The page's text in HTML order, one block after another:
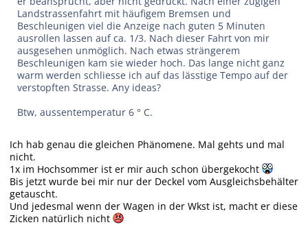
Landstrassenfahrt mit häufigem Bremsen und
Beschleunigen viel die Anzeige nach guten 5 Minuten
ausrollen lassen auf ca. 1/3. Nach dieser Fahrt von mir
ausgesehen unmöglich. Nach etwas strängerem
Beschleunigen kam sie wieder hoch. Das lange nicht ganz
warm werden schliesse ich auf das lässtige Tempo auf der
verstopften Strasse. Any ideas?
Btw, aussentemperatur 6 ° C.
Ich hab genau die gleichen Phänomene. Mal gehts und mal
nicht.
1x im Hochsommer ist er mir auch schon übergekocht
Bis jetzt wurde bei mir nur der Deckel vom Ausgleichsbehälter
getauscht.
Und jedesmal wenn der Wagen in der Wkst ist, macht er diese
Zicken natürlich nicht